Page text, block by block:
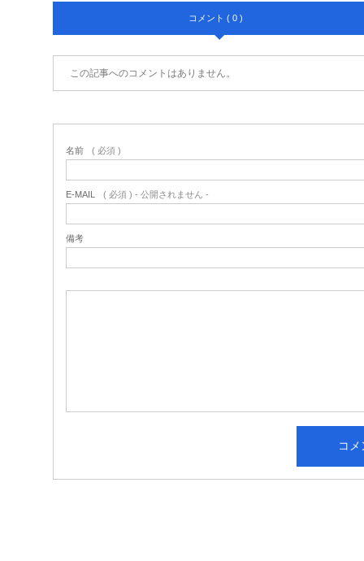
コメント ( 0 )
この記事へのコメントはありません。
名前 ( 必須 )
E-MAIL ( 必須 ) - 公開されません -
備考